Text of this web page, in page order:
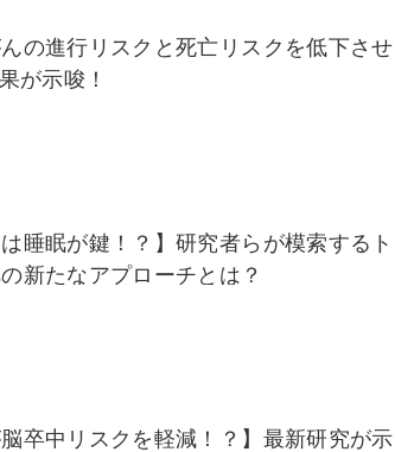
んの進行リスクと死亡リスクを低下させ
が示唆！
睡眠が鍵！？】研究者らが模索するト
新たなアプローチとは？
脳卒中リスクを軽減！？】最新研究が示